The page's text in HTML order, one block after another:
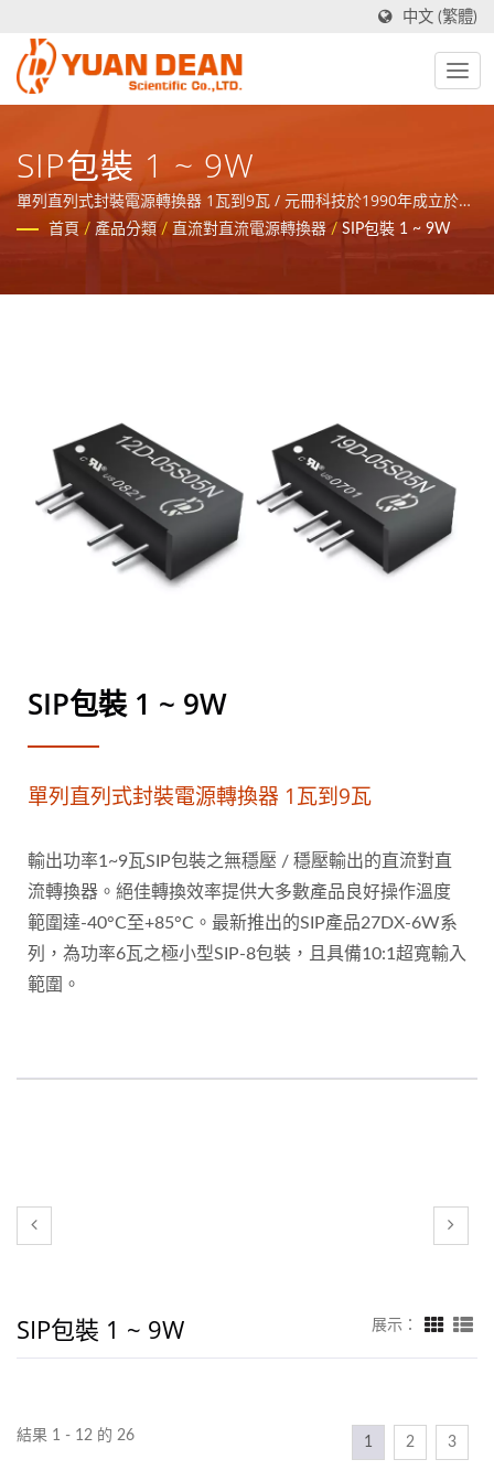
中文 (繁體)
SIP包裝 1 ~ 9W
單列直列式封裝電源轉換器 1瓦到9瓦 / 元冊科技於1990年成立於台
灣台南，工廠禾茂電子則在1995年成立於中國廈門，我們是業界領
首頁 / 產品分類 / 直流對直流電源轉換器 / SIP包裝 1 ~ 9W
SIP包裝 1 ~ 9W
單列直列式封裝電源轉換器 1瓦到9瓦
輸出功率1~9瓦SIP包裝之無穩壓 / 穩壓輸出的直流對直
流轉換器。絕佳轉換效率提供大多數產品良好操作溫度
範圍達-40°C至+85°C。最新推出的SIP產品27DX-6W系
列，為功率6瓦之極小型SIP-8包裝，且具備10:1超寬輸入
範圍。
SIP包裝 1 ~ 9W 展示：
結果 1 - 12 的 26 1 2 3